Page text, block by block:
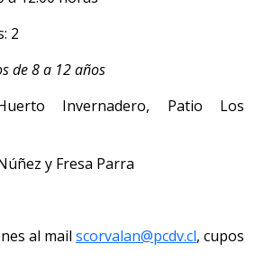
2
de 8 a 12 años
Invernadero, Patio Los
y Fresa Parra
al mail scorvalan@pcdv.cl, cupos